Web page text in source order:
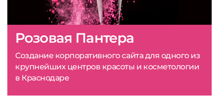
Розовая Пантера
Создание корпоративного сайта для одного из
крупнейших центров красоты и косметологии
в Краснодаре